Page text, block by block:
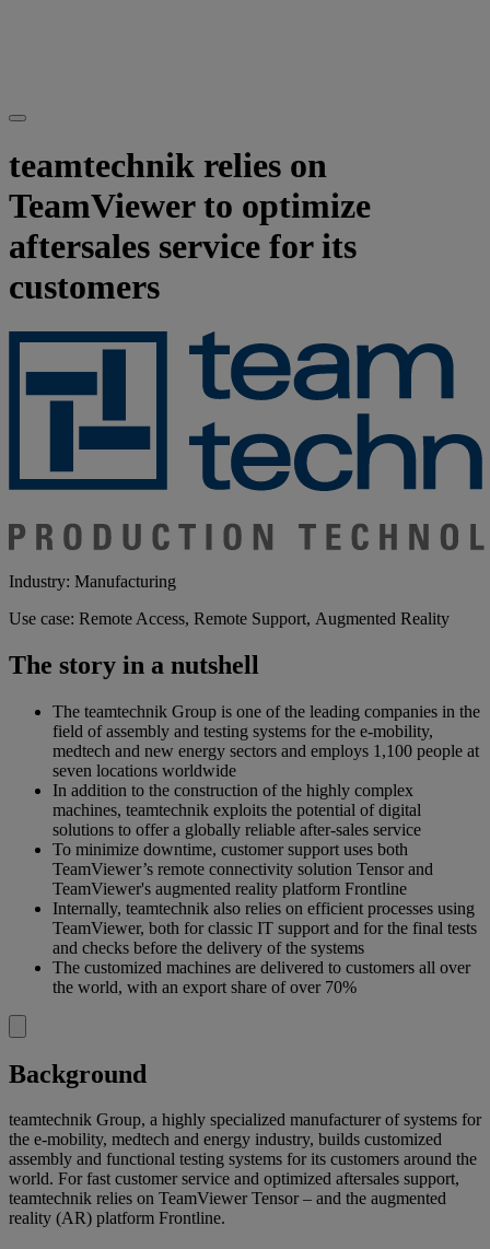
teamtechnik relies on
TeamViewer to optimize
aftersales service for its
customers
Industry: Manufacturing
Use case: Remote Access, Remote Support, Augmented Reality
The story in a nutshell
The teamtechnik Group is one of the leading companies in the
field of assembly and testing systems for the e-mobility,
medtech and new energy sectors and employs 1,100 people at
seven locations worldwide
In addition to the construction of the highly complex
machines, teamtechnik exploits the potential of digital
solutions to offer a globally reliable after-sales service
To minimize downtime, customer support uses both
TeamViewer’s remote connectivity solution Tensor and
TeamViewer's augmented reality platform Frontline
Internally, teamtechnik also relies on efficient processes using
TeamViewer, both for classic IT support and for the final tests
and checks before the delivery of the systems
The customized machines are delivered to customers all over
the world, with an export share of over 70%
Background
teamtechnik Group, a highly specialized manufacturer of systems for
the e-mobility, medtech and energy industry, builds customized
assembly and functional testing systems for its customers around the
world. For fast customer service and optimized aftersales support,
teamtechnik relies on TeamViewer Tensor – and the augmented
reality (AR) platform Frontline.